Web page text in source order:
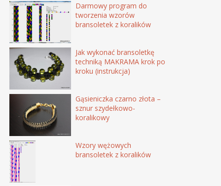
Darmowy program do
tworzenia wzorów
bransoletek z koralików
Jak wykonać bransoletkę
techniką MAKRAMA krok po
kroku (instrukcja)
Gąsieniczka czarno złota –
sznur szydełkowo-
koralikowy
Wzory wężowych
bransoletek z koralików